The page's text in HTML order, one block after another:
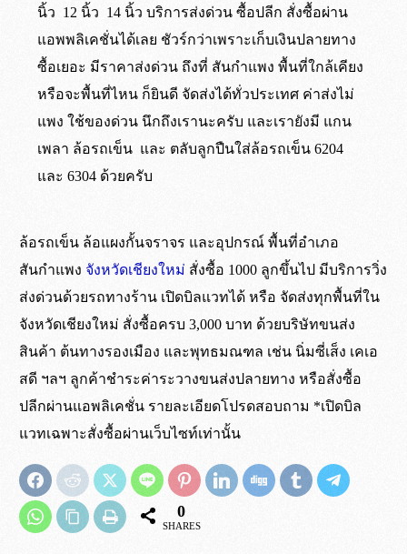
นิ้ว 12 นิ้ว 14 นิ้ว บริการส่งด่วน ซื้อปลีก สั่งซื้อผ่าน
แอพพลิเคชั่นได้เลย ชัวร์กว่าเพราะเก็บเงินปลายทาง
ซื้อเยอะ มีราคาส่งด่วน ถึงที่ สันกำแพง พื้นที่ใกล้เคียง
หรือจะพื้นที่ไหน ก็ยินดี จัดส่งได้ทั่วประเทศ ค่าส่งไม่
แพง ใช้ของด่วน นึกถึงเรานะครับ และเรายังมี แกน
เพลา ล้อรถเข็น และ ตลับลูกปืนใส่ล้อรถเข็น 6204
และ 6304 ด้วยครับ
เป็นล้อยางตันธรรมชาติ เนื้อเดียวกันทั้งชิ้น
ยาง
ไม่ใช่ล้อฉีดโฟมด้านใน
เขต กทม. ปริมณฑล และจังหวัดใกล้เคียง
จัดส่งด้วยรถทางร้าน
ต่างจังหวัด ส่งผ่าน บ.ขนส่งสินค้าหีบห่อ ต้นทาง
รองเมือง และ พุทธมณฑล ( ค่าระวางจัดส่งสินค้าเก็บ
ที่ปลายทาง )
ดูเพิ่มเติมการจัดส่ง
เขต กทม. และปริมณฑล จัดส่งถึงหน้างาน
ภายใน 5 ชั่วโมง*
สำหรับคำสั่งซื้อที่เสร็จสิ้นภาย ในเวลา 10:00 น.
ต่างจังหวัด ส่งผ่าน บ.ขนส่ง ขึ้นอยู่กับขนส่ง
ที่ใช้*
เงื่อนไขเดียวกัน
*จัดส่งทุกวัน ยกเว้นวัน อาทิตย์ และวันหยุดนักขัตฤกษ์
ไม่ต้องรอแชทอีกต่อไป สั่งซื้อผ่านระบบ
ร้านค้าออนไลน์ ได้ตลอด 24 ชั่วโมง
*สั่งซื้อผ่านระบบเว็บไซท์ มีจำนวนขั้นต่ำ 3,000 บาท
ในการสั่งซื้อ
สั่งซื้อผ่านระบบร้านค้า
ล้อรถเข็น ล้อแผงกั้นจราจร และอุปกรณ์ พื้นที่อำเภอ
สันกำแพง จังหวัดเชียงใหม่ สั่งซื้อ 1000 ลูกขึ้นไป มีบริการวิ่ง
ส่งด่วนด้วยรถทางร้าน เปิดบิลแวทได้ หรือ จัดส่งทุกพื้นที่ใน
จังหวัดเชียงใหม่ สั่งซื้อครบ 3,000 บาท ด้วยบริษัทขนส่ง
สินค้า ต้นทางรองเมือง และพุทธมณฑล เช่น นิ่มซี่เส็ง เคเอ
สดี ฯลฯ ลูกค้าชำระค่าระวางขนส่งปลายทาง หรือสั่งซื้อ
ปลีกผ่านแอพลิเคชั่น รายละเอียดโปรดสอบถาม *เปิดบิล
แวทเฉพาะสั่งซื้อผ่านเว็บไซท์เท่านั้น
0
SHARES